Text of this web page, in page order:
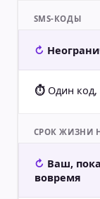
SMS-КОДЫ
Один код,
СРОК ЖИЗНИ
Ваш,
вовремя